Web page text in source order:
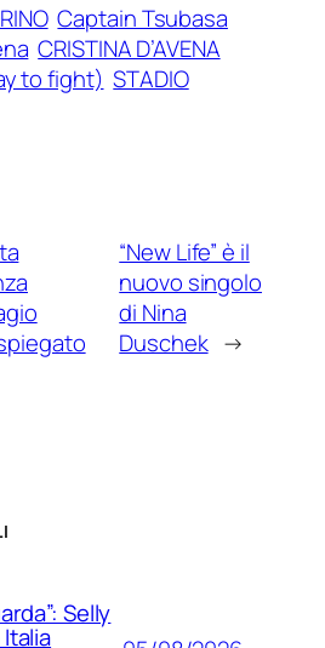
Captain Tsubasa
CRISTINA D’AVENA
to fight) STADIO
“New Life” è il
nuovo singolo
di Nina
Duschek →
Selly